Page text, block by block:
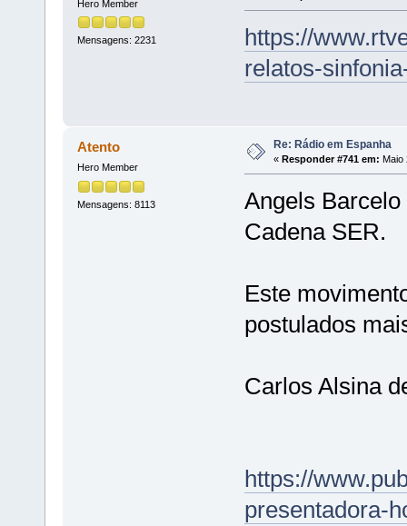
Hero Member
Mensagens: 2231
https://
relatos-
Atento
Hero Member
Mensagens: 8113
Re: Rádio em Espanha
« Responder #741 em: Maio
Angels
Cadena SER.
Este
postulados
Carlos Alsina
https://
presentadora-